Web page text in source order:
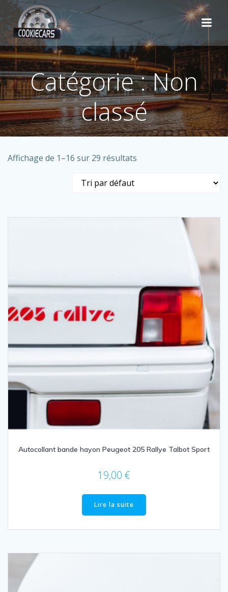
contenu
Catégorie : Non
classé
Affichage de 1–16 sur 29 résultats
Autocollant bande hayon Peugeot 205 Rallye Talbot Sport
19,00 €
Lire la suite